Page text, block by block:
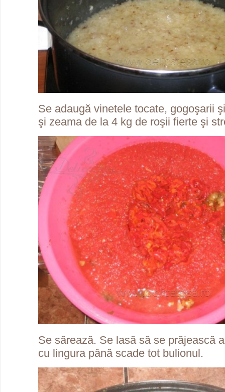
Se adaugă vinetele tocate, gogoşarii
şi zeama de la 4 kg de roşii fierte şi
Se sărează. Se lasă să se prăjească
cu lingura până scade tot bulionul.